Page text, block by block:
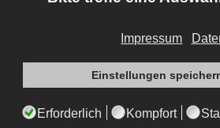
lade dein eigenes Motiv hoch
nutze unseDesign Toolund
kinderleichter Aufbau